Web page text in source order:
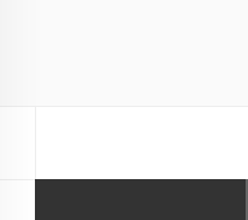
Guardar mi nombre,